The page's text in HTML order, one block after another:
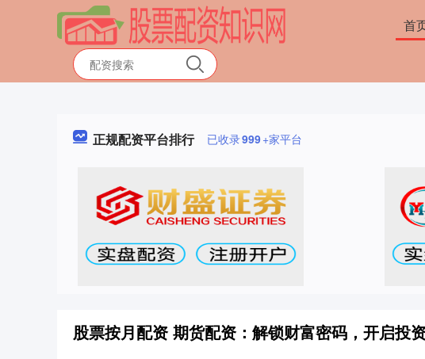
首
正规配资平台排行 已收录999+家平台
股票按月配资 期货配资：解锁财富密码，开启投